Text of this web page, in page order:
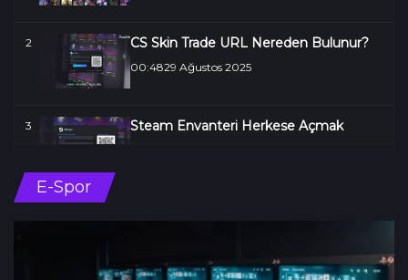
2 CS Skin Trade URL Nereden Bulunur?
00:4829 Ağustos 2025
3 Steam Envanteri Herkese Açmak
E-Spor